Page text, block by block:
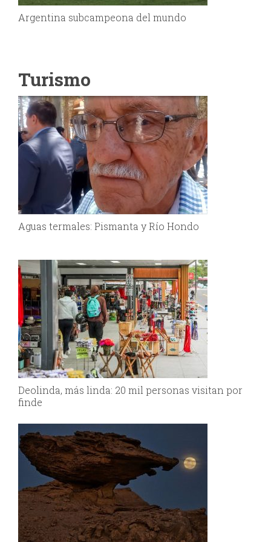
Argentina subcampeona del mundo
Turismo
Aguas termales: Pismanta y Río Hondo
Deolinda, más linda: 20 mil personas visitan por
finde